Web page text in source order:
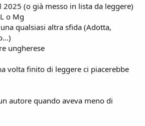
(o già messo in lista da leggere)
o Mg
qualsiasi altra sfida (Adotta,
ungherese
volta finito di leggere ci piacerebbe
autore quando aveva meno di